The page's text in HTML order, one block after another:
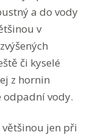
a do vody
v
či kyselé
z hornin
odpadní vody.
jen při